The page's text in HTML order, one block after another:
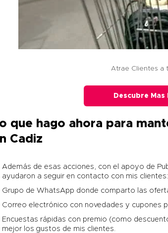
Atrae Clientes a
Descubre
que hago ahora para
Cadiz
Además de esas acciones, con el apoyo de
ayudaron a seguir en contacto con mis clientes:
Grupo de WhatsApp donde comparto las
Correo electrónico con novedades y cupones
Encuestas rápidas con premio (como
mejor los gustos de mis clientes.